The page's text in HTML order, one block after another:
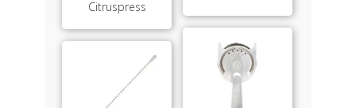
Citruspress